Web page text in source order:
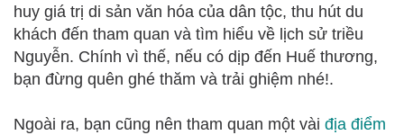
huy giá trị di sản văn hóa của dân tộc, thu hút du
khách đến tham quan và tìm hiểu về lịch sử triều
Nguyễn. Chính vì thế, nếu có dịp đến Huế thương,
bạn đừng quên ghé thăm và trải ghiệm nhé!.
Ngoài ra, bạn cũng nên tham quan một vài địa điểm